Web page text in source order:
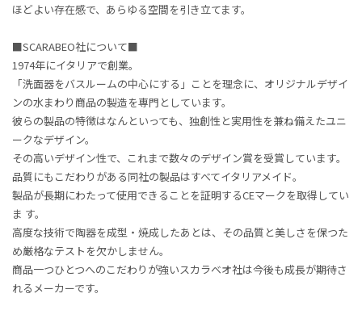
ほどよい存在感で、あらゆる空間を引き立てます。
■SCARABEO社について■
1974年にイタリアで創業。
「洗面器をバスルームの中心にする」ことを理念に、オリジナルデザイ
ンの水まわり商品の製造を専門としています。
彼らの製品の特徴はなんといっても、独創性と実用性を兼ね備えたユニ
ークなデザイン。
その高いデザイン性で、これまで数々のデザイン賞を受賞しています。
品質にもこだわりがある同社の製品はすべてイタリアメイド。
製品が長期にわたって使用できることを証明するCEマークを取得してい
ま す。
高度な技術で陶器を成型・焼成したあとは、その品質と美しさを保つた
め厳格なテストを欠かしません。
商品一つひとつへのこだわりが強いスカラベオ社は今後も成長が期待さ
れるメーカーです。